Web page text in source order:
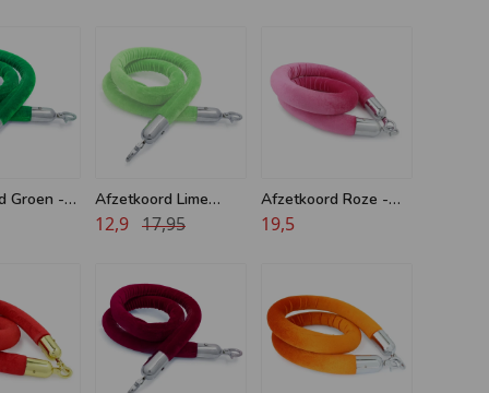
Groen -
mm
Afzetkoord Lime
Groen - Velours - 32
12,9 17,95
Afzetkoord Roze -
Velours - 40 mm -
19,5